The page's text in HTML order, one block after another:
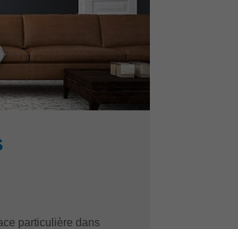
particulière dans